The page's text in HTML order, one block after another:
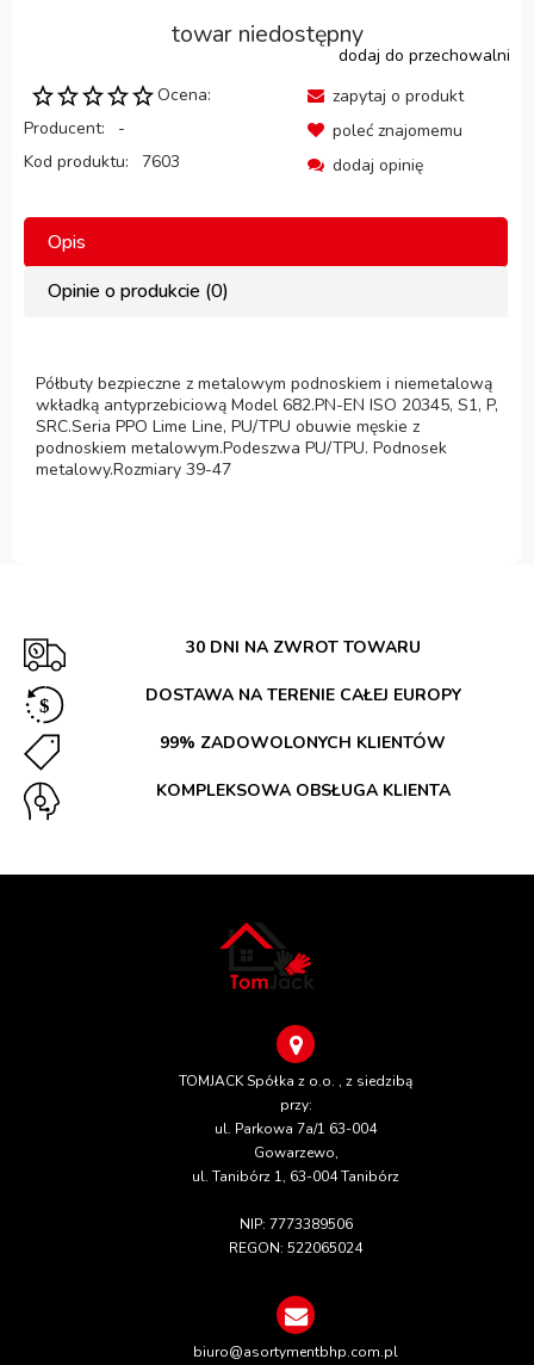
towar niedostępny
dodaj do przechowalni
Ocena:
Producent:
-
Kod produktu:
7603
zapytaj o produkt
poleć znajomemu
dodaj opinię
Opis
Opinie o produkcie (0)
Półbuty bezpieczne z metalowym podnoskiem i niemetalową
wkładką antyprzebiciową Model 682.PN-EN ISO 20345, S1, P,
SRC.Seria PPO Lime Line, PU/TPU obuwie męskie z
podnoskiem metalowym.Podeszwa PU/TPU. Podnosek
metalowy.Rozmiary 39-47
30 DNI NA ZWROT TOWARU
DOSTAWA NA TERENIE CAŁEJ EUROPY
99% ZADOWOLONYCH KLIENTÓW
KOMPLEKSOWA OBSŁUGA KLIENTA
TOMJACK Spółka z o.o. , z siedzibą
przy:
ul. Parkowa 7a/1 63-004
Gowarzewo,
ul. Tanibórz 1, 63-004 Tanibórz
NIP: 7773389506
REGON: 522065024
biuro@asortymentbhp.com.pl